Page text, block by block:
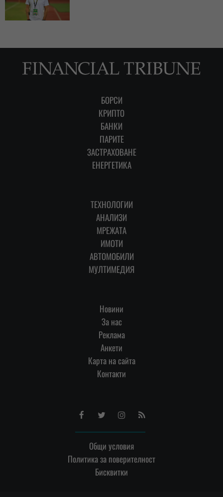
БОРСИ
КРИПТО
БАНКИ
ПАРИТЕ
ЗАСТРАХОВАНЕ
ЕНЕРГЕТИКА
ТЕХНОЛОГИИ
АНАЛИЗИ
МРЕЖАТА
ИМОТИ
АВТОМОБИЛИ
МУЛТИМЕДИЯ
Новини
За нас
Реклама
Анкети
Карта на сайта
Контакти
FacebookTwitterInstagram
RSS
Общи условия
Политика за поверителност
Бисквитки